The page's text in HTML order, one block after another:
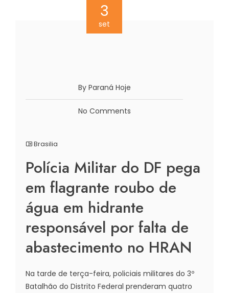
3
set
By Paraná Hoje
No Comments
Brasilia
Polícia Militar do DF pega
em flagrante roubo de
água em hidrante
responsável por falta de
abastecimento no HRAN
Na tarde de terça-feira, policiais militares do 3º
Batalhão do Distrito Federal prenderam quatro